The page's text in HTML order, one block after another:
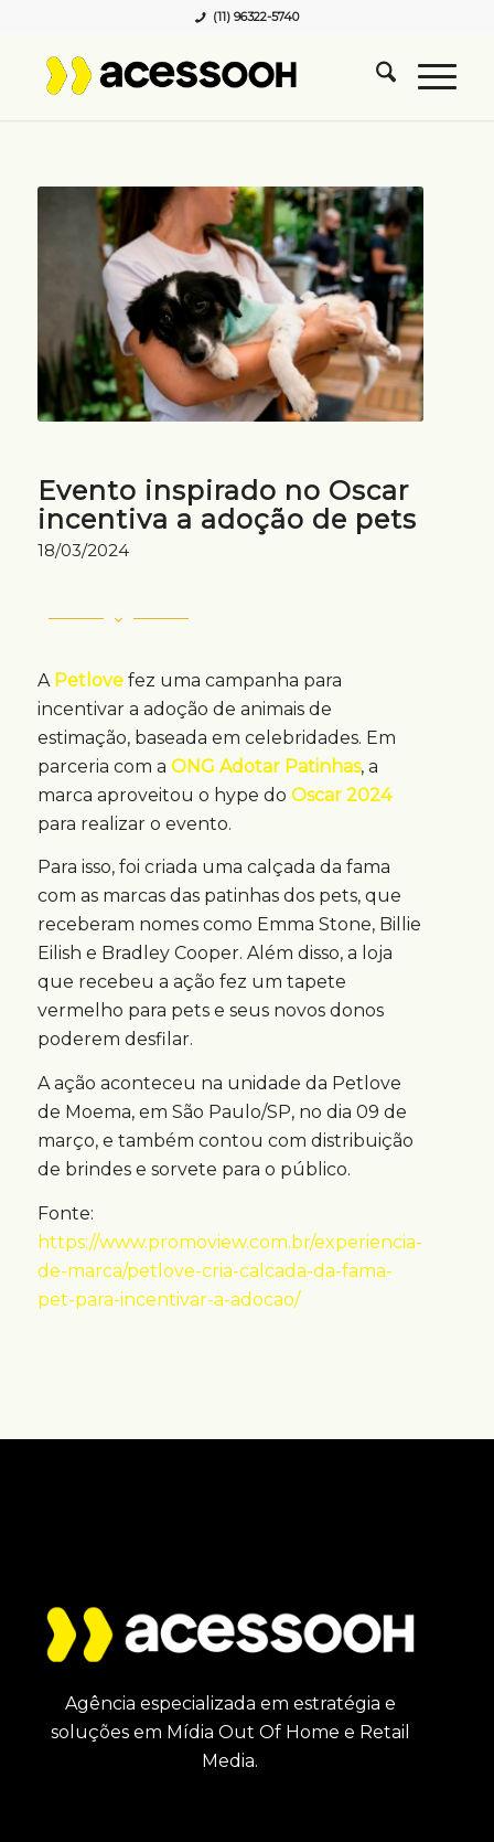
(11) 96322-5740
Evento inspirado no Oscar
incentiva a adoção de pets
18/03/2024
A Petlove fez uma campanha para
incentivar a adoção de animais de
estimação, baseada em celebridades. Em
parceria com a ONG Adotar Patinhas, a
marca aproveitou o hype do Oscar 2024
para realizar o evento.
Para isso, foi criada uma calçada da fama
com as marcas das patinhas dos pets, que
receberam nomes como Emma Stone, Billie
Eilish e Bradley Cooper. Além disso, a loja
que recebeu a ação fez um tapete
vermelho para pets e seus novos donos
poderem desfilar.
A ação aconteceu na unidade da Petlove
de Moema, em São Paulo/SP, no dia 09 de
março, e também contou com distribuição
de brindes e sorvete para o público.
Fonte:
https://www.promoview.com.br/experiencia-
de-marca/petlove-cria-calcada-da-fama-
pet-para-incentivar-a-adocao/
Agência especializada em estratégia e
soluções em Mídia Out Of Home e Retail
Media.